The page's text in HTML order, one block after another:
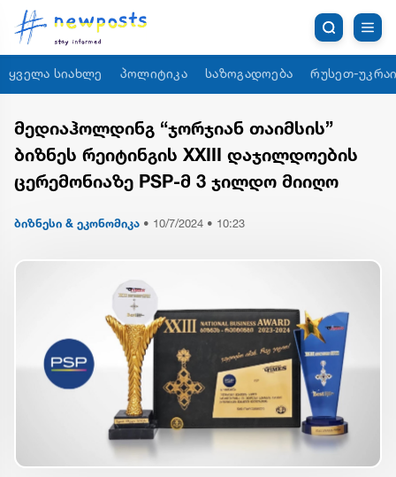
ყველა სიახლე პოლიტიკა საზოგადოება რუსეთ-
მედიაჰოლდინგ “ჯორჯიან თაიმსის”
ბიზნეს რეიტინგის XXIII დაჯილდოების
ცერემონიაზე PSP-მ 3 ჯილდო მიიღო
ბიზნესი & ეკონომიკა • 10/7/2024 • 10:23